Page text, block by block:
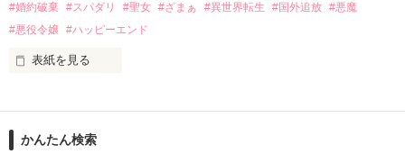
作品を読む
「…は？」
リリィ・ロゼッタ侯爵令嬢
#婚約破棄 #スパダリ #聖女 #ざまぁ #異世界転生 #国外追放 #悪魔
#悪役令嬢 #ハッピーエンド
表紙を見る
第5回 一二三書房 WEB小説大賞
ありがとうございますヽ(´▽｀)/
かんたん検索